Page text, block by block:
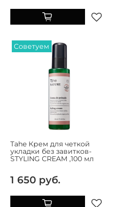
Советуем
Tahe Крем для четкой
укладки без завитков-
STYLING СREAM ,100 мл
1 650 руб.